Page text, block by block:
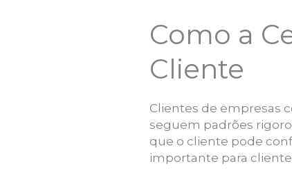
Como a
Cliente
Clientes de empresas
seguem padrões
que o cliente pode
importante para